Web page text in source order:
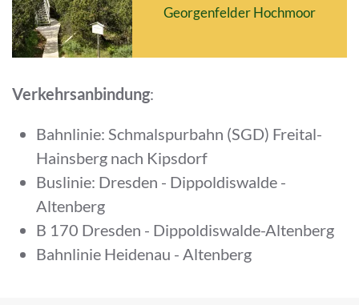
Georgenfelder Hochmoor
Verkehrsanbindung:
Bahnlinie: Schmalspurbahn (SGD) Freital-
Hainsberg nach Kipsdorf
Buslinie: Dresden - Dippoldiswalde -
Altenberg
B 170 Dresden - Dippoldiswalde-Altenberg
Bahnlinie Heidenau - Altenberg